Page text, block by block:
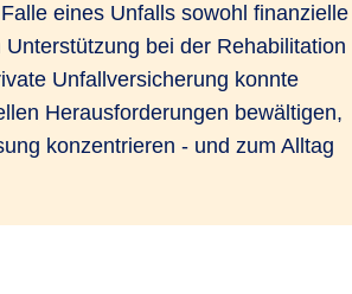
eines Unfalls sowohl finanzielle
bei der Rehabilitation
Unfallversicherung konnte
Herausforderungen bewältigen,
konzentrieren - und zum Alltag